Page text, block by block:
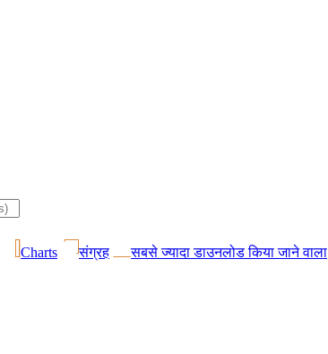
Charts संग्रह सबसे ज्यादा डाउनलोड किया जाने वाला